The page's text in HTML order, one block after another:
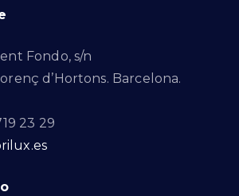
Fondo, s/n
d’Hortons. Barcelona.
23 29